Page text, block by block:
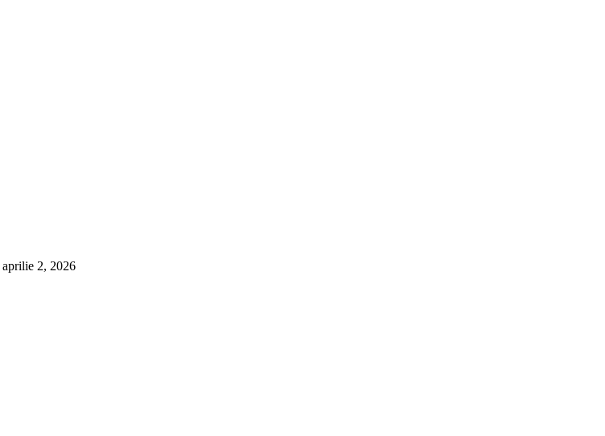
aprilie 2, 2026